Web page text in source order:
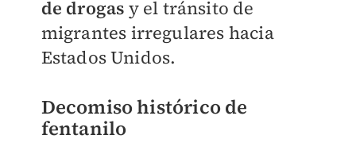
de drogas y el tránsito de
migrantes irregulares hacia
Estados Unidos.
Decomiso histórico de
fentanilo